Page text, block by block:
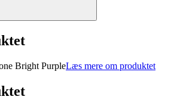
Bright PurpleLæs mere om produktet